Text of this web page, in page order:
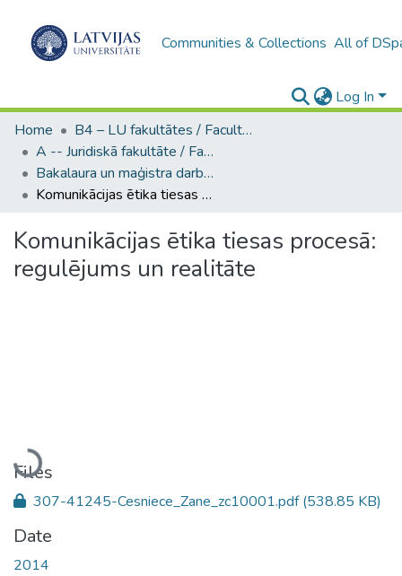
Communities & Collections All of
Log In
Home
B4 – LU fakultātes / Faculties of the UL
A -- Juridiskā fakultāte / Faculty of Law
Bakalaura un maģistra darbi (JF) / Bachelor's and Master's theses
Komunikācijas ētika tiesas procesā: regulējums un realitāte
Komunikācijas ētika tiesas procesā:
regulējums un realitāte
Loading...
Files
307-41245-Cesniece_Zane_zc10001.pdf(538.85 KB)
Date
2014